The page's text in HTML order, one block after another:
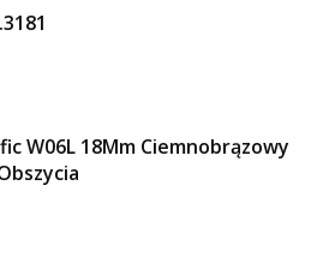
W06L 18Mm Ciemnobrązowy